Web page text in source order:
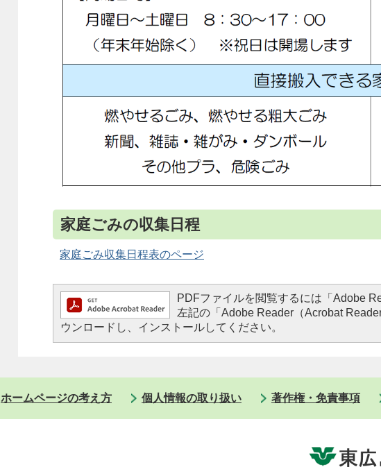
家庭ごみの収集日程
家庭ごみ収集日程表のページ
PDFファイルを閲覧するには「Adobe
左記の「Adobe Reader（Acrobat
ウンロードし、インストールしてください。
ホームページの考え方 個人情報の取り扱い 著作権・免責事項